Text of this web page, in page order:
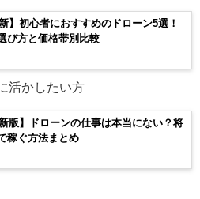
】初心者におすすめのドローン5選！
び方と価格帯別比較
活かしたい方
新版】ドローンの仕事は本当にない？将
稼ぐ方法まとめ